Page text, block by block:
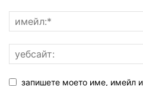
запишете моето име, имейл